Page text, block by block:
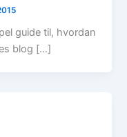
guide til, hvordan
blog […]